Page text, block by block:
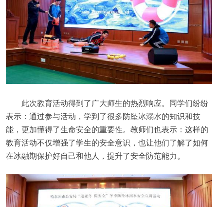
此次教育活动得到了广大师生的热烈响应。同学们纷纷
表示：通过参与活动，学到了很多防坠冰溺水的知识和技
能，更加懂得了生命安全的重要性。教师们也表示：这样的
教育活动不仅增强了学生的安全意识，也让他们了解了如何
在冰融期保护好自己和他人，提升了安全防范能力。